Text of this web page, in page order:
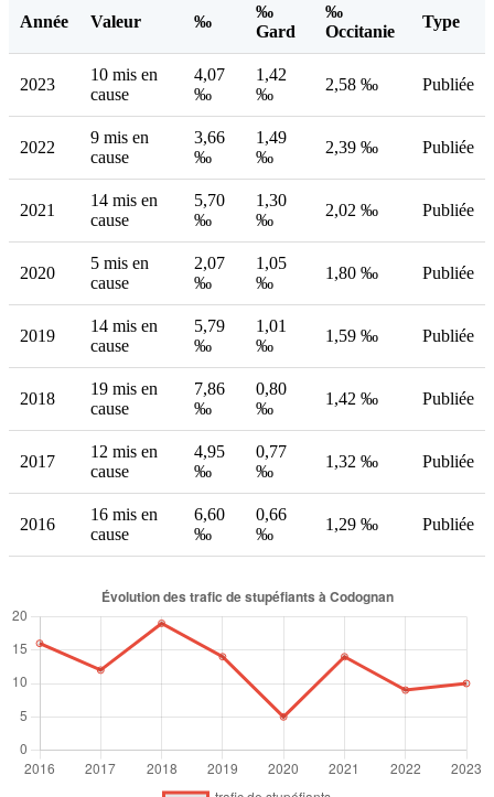
Année Valeur ‰
‰
Gard
‰
Occitanie
Type
2023
10 mis en
cause
4,07
‰
1,42
‰
2,58 ‰ Publiée
2022
9 mis en
cause
3,66
‰
1,49
‰
2,39 ‰ Publiée
2021
14 mis en
cause
5,70
‰
1,30
‰
2,02 ‰ Publiée
2020
5 mis en
cause
2,07
‰
1,05
‰
1,80 ‰ Publiée
2019
14 mis en
cause
5,79
‰
1,01
‰
1,59 ‰ Publiée
2018
19 mis en
cause
7,86
‰
0,80
‰
1,42 ‰ Publiée
2017
12 mis en
cause
4,95
‰
0,77
‰
1,32 ‰ Publiée
2016
16 mis en
cause
6,60
‰
0,66
‰
1,29 ‰ Publiée